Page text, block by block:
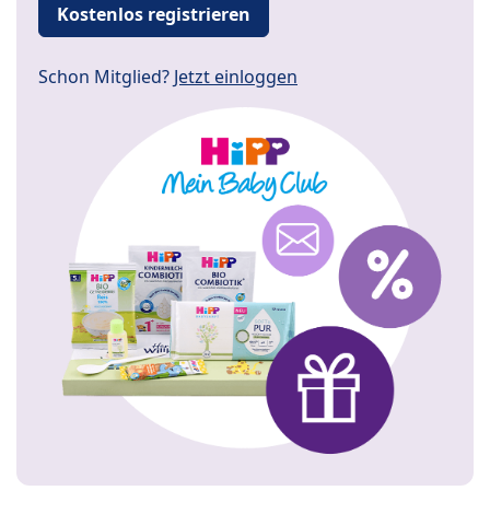
Kostenlos registrieren
Schon Mitglied? Jetzt einloggen